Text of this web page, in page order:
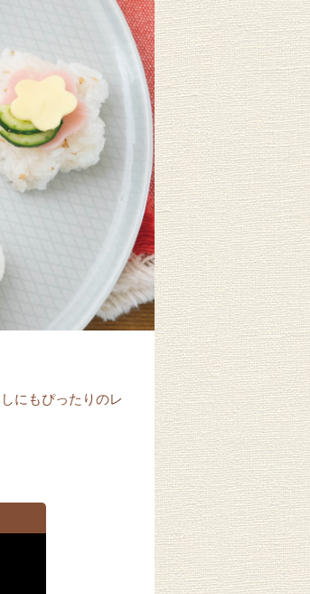
にもぴったりのレ